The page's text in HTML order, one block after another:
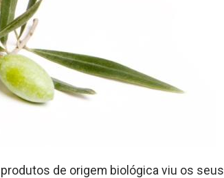
de origem biológica viu os seus